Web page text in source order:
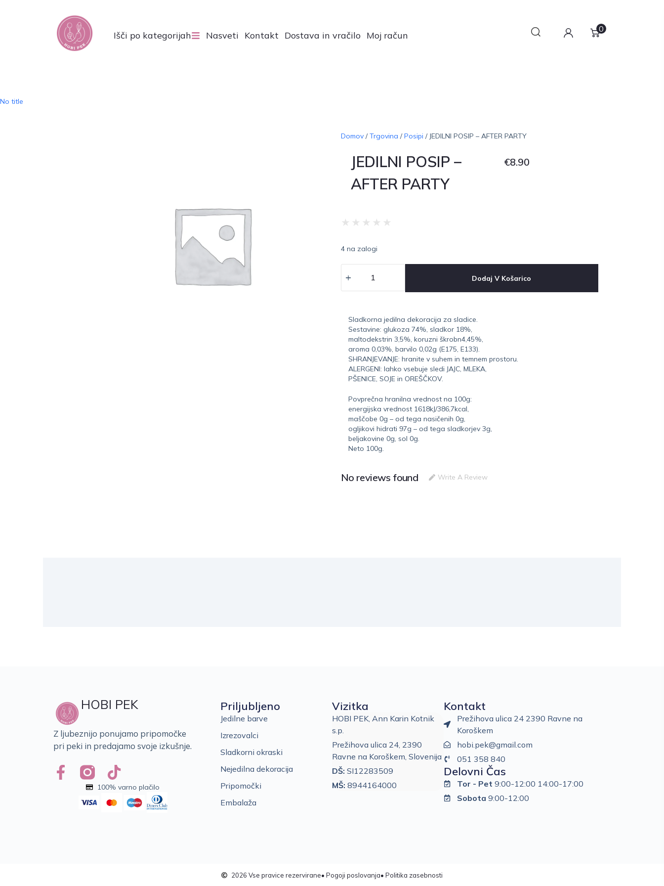
Išči po kategorijah Nasveti Kontakt Dostava in vračilo Moj račun
0
No title
Domov/Trgovina /Posipi / JEDILNI POSIP – AFTER PARTY
JEDILNI POSIP –
AFTER PARTY
€8.90
★ ★ ★ ★ ★
4 na zalogi
Dodaj V Košarico
Sladkorna jedilna dekoracija za sladice.
Sestavine: glukoza 74%, sladkor 18%,
maltodekstrin 3,5%, koruzni škrobn4,45%,
aroma 0,03%, barvilo 0,02g (E175, E133).
SHRANJEVANJE: hranite v suhem in temnem prostoru.
ALERGENI: lahko vsebuje sledi JAJC, MLEKA,
PŠENICE, SOJE in OREŠČKOV.
Povprečna hranilna vrednost na 100g:
energijska vrednost 1618kJ/386,7kcal,
maščobe 0g – od tega nasičenih 0g,
ogljikovi hidrati 97g – od tega sladkorjev 3g,
beljakovine 0g, sol 0g.
Neto 100g.
No reviews found Write A Review
HOBI PEK
Z ljubeznijo ponujamo pripomočke
pri peki in predajamo svoje izkušnje.
100% varno plačilo
Priljubljeno
Jedilne barve
Izrezovalci
Sladkorni okraski
Nejedilna dekoracija
Pripomočki
Embalaža
Vizitka
HOBI PEK, Ann Karin Kotnik
s.p.
Prežihova ulica 24, 2390
Ravne na Koroškem, Slovenija
DŠ: SI12283509
MŠ: 8944164000
Kontakt
Prežihova ulica 24 2390 Ravne na
Koroškem
hobi.pek@gmail.com
051 358 840
Delovni Čas
Tor - Pet 9:00-12:00 14:00-17:00
Sobota 9:00-12:00
2026 Vse pravice rezervirane• Pogoji poslovanja• Politika zasebnosti